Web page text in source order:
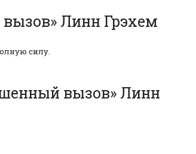
Линн Грэхем
силу.
вызов» Линн